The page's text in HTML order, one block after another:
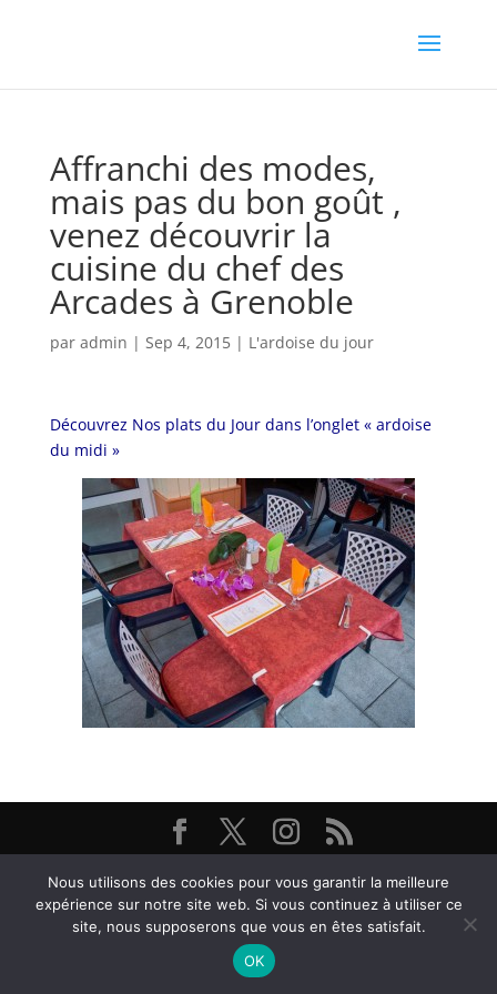
Affranchi des modes,
mais pas du bon goût ,
venez découvrir la
cuisine du chef des
Arcades à Grenoble
par admin | Sep 4, 2015| L'ardoise du jour
Découvrez Nos plats du Jour dans l’onglet « ardoise
du midi »
@ Textes et Photos Thierry et Frédéric Bayle - 2026
Nous utilisons des cookies pour vous garantir la meilleure
expérience sur notre site web. Si vous continuez à utiliser ce
site, nous supposerons que vous en êtes satisfait.
OK